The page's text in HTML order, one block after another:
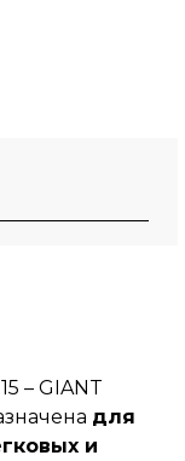
– GIANT
для
и